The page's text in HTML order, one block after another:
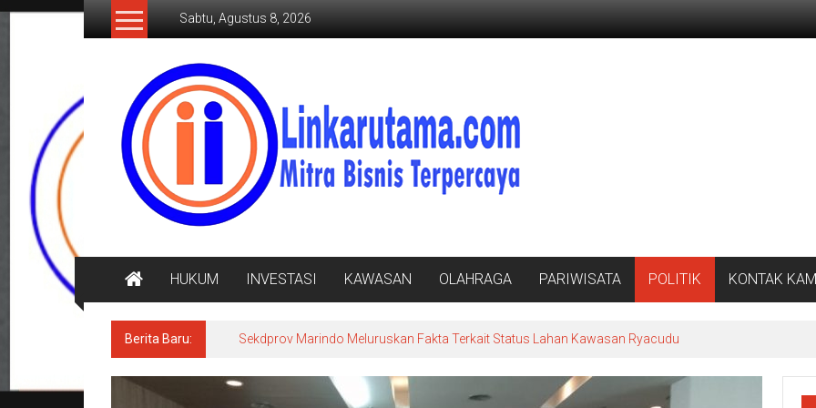
Lompat
Sabtu, Agustus 8, 2026
LINKARUTAMA.COM
Mitra
Bisnis
Terpercaya
HUKUM INVESTASI KAWASAN OLAHRAGA PARIWISATA POLITIK KONTAK
Berita Baru: Sekdprov Marindo Meluruskan Fakta Terkait Status Lahan Kawasan Ryacudu